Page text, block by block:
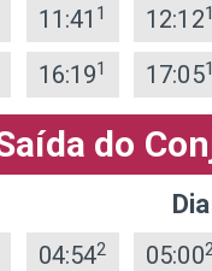
11:41 1 12:121
16:191 17:051
do
04:542 05:002